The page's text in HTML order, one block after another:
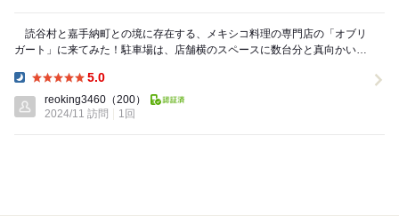
読谷村と嘉手納町との境に存在する、メキシコ料理の専門店の「オブリ
ガート」に来てみた！駐車場は、店舗横のスペースに数台分と真向かいの
5.0
reoking3460 （200）
2024/11 訪問
1回